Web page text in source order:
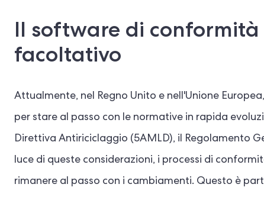
Il software di
facoltativo
Attualmente, nel Regno Unito e nell'Unione
per stare al passo con le normative in rapida
Direttiva Antiriciclaggio (5AMLD), il Regolamento
luce di queste considerazioni, i processi di
rimanere al passo con i cambiamenti. Questo è